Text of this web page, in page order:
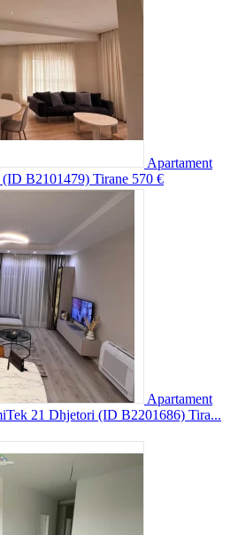
Apartament
B2101479) Tirane 570 €
Apartament
21 Dhjetori (ID B2201686) Tira...